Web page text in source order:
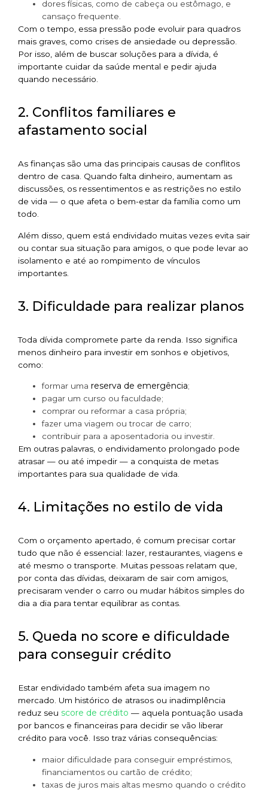
dores físicas, como de cabeça ou estômago, e
cansaço frequente.
Com o tempo, essa pressão pode evoluir para quadros
mais graves, como crises de ansiedade ou depressão.
Por isso, além de buscar soluções para a dívida, é
importante cuidar da saúde mental e pedir ajuda
quando necessário.
2. Conflitos familiares e
afastamento social
As finanças são uma das principais causas de conflitos
dentro de casa. Quando falta dinheiro, aumentam as
discussões, os ressentimentos e as restrições no estilo
de vida — o que afeta o bem-estar da família como um
todo.
Além disso, quem está endividado muitas vezes evita sair
ou contar sua situação para amigos, o que pode levar ao
isolamento e até ao rompimento de vínculos
importantes.
3. Dificuldade para realizar planos
Toda dívida compromete parte da renda. Isso significa
menos dinheiro para investir em sonhos e objetivos,
como:
formar uma reserva de emergência;
pagar um curso ou faculdade;
comprar ou reformar a casa própria;
fazer uma viagem ou trocar de carro;
contribuir para a aposentadoria ou investir.
Em outras palavras, o endividamento prolongado pode
atrasar — ou até impedir — a conquista de metas
importantes para sua qualidade de vida.
4. Limitações no estilo de vida
Com o orçamento apertado, é comum precisar cortar
tudo que não é essencial: lazer, restaurantes, viagens e
até mesmo o transporte. Muitas pessoas relatam que,
por conta das dívidas, deixaram de sair com amigos,
precisaram vender o carro ou mudar hábitos simples do
dia a dia para tentar equilibrar as contas.
5. Queda no score e dificuldade
para conseguir crédito
Estar endividado também afeta sua imagem no
mercado. Um histórico de atrasos ou inadimplência
reduz seu score de crédito — aquela pontuação usada
por bancos e financeiras para decidir se vão liberar
crédito para você. Isso traz várias consequências:
maior dificuldade para conseguir empréstimos,
financiamentos ou cartão de crédito;
taxas de juros mais altas mesmo quando o crédito